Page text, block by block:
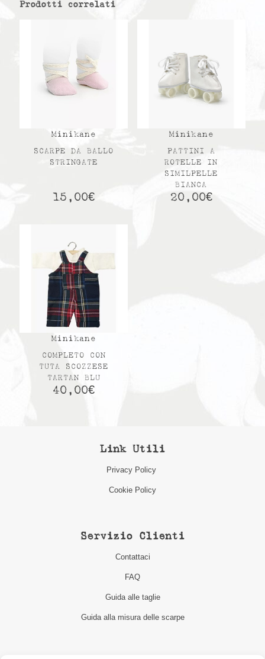
Prodotti correlati
Minikane
SCARPE DA BALLO
STRINGATE
15,00€
Minikane
PATTINI A
ROTELLE IN
SIMILPELLE
BIANCA
20,00€
Minikane
COMPLETO CON
TUTA SCOZZESE
TARTAN BLU
40,00€
Link Utili
Privacy Policy
Cookie Policy
Servizio Clienti
Contattaci
FAQ
Guida alle taglie
Guida alla misura delle scarpe